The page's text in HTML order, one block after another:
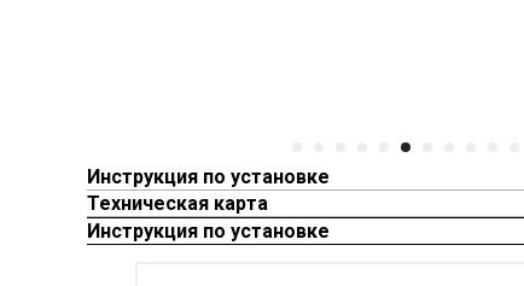
Инструкция по установке
Техническая карта
Инструкция по установке